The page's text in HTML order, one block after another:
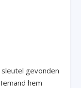
gevonden
hem